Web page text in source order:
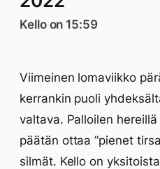
Kello on 15:59
Viimeinen lomaviikko
kerrankin puoli
valtava. Palloilen
päätän ottaa ”pienet
silmät. Kello on